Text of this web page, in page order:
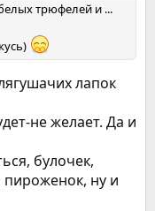
трюфелей и ...
лапок
не желает. Да и
булочек,
пироженок, ну и